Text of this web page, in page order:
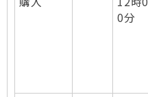
0分